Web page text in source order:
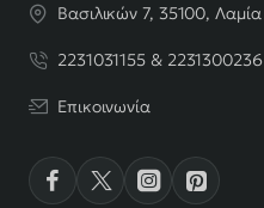
Βασιλικών 7, 35100, Λαμία
2231031155 & 2231300236
Επικοινωνία